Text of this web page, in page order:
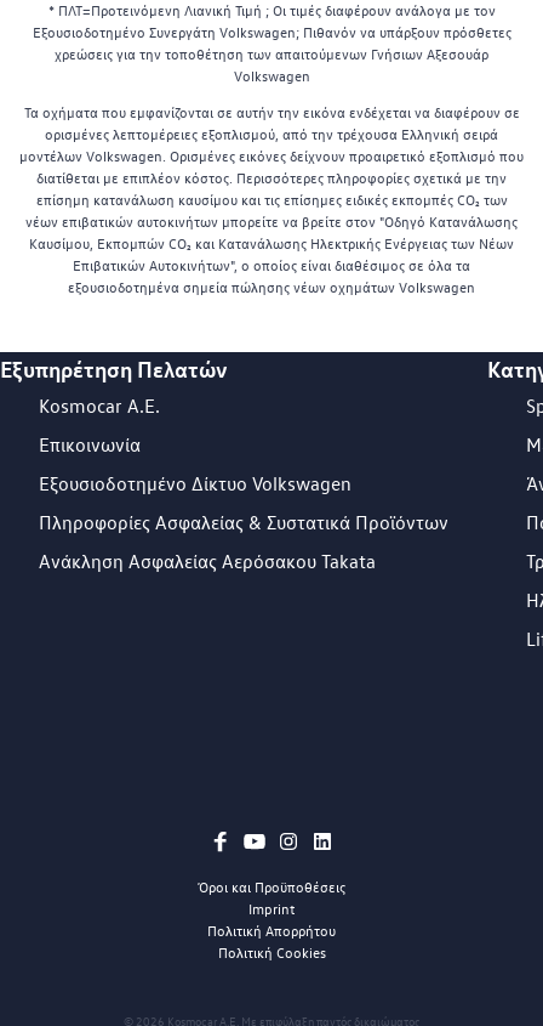
* ΠΛΤ=Προτεινόμενη Λιανική Τιμή ; Οι τιμές διαφέρουν ανάλογα με τον
Εξουσιοδοτημένο Συνεργάτη Volkswagen; Πιθανόν να υπάρξουν πρόσθετες
χρεώσεις για την τοποθέτηση των απαιτούμενων Γνήσιων Αξεσουάρ
Volkswagen
Τα οχήματα που εμφανίζονται σε αυτήν την εικόνα ενδέχεται να διαφέρουν σε
ορισμένες λεπτομέρειες εξοπλισμού, από την τρέχουσα Ελληνική σειρά
μοντέλων Volkswagen. Ορισμένες εικόνες δείχνουν προαιρετικό εξοπλισμό που
διατίθεται με επιπλέον κόστος. Περισσότερες πληροφορίες σχετικά με την
επίσημη κατανάλωση καυσίμου και τις επίσημες ειδικές εκπομπές CO₂ των
νέων επιβατικών αυτοκινήτων μπορείτε να βρείτε στον "Οδηγό Κατανάλωσης
Καυσίμου, Εκπομπών CO₂ και Κατανάλωσης Ηλεκτρικής Ενέργειας των Νέων
Επιβατικών Αυτοκινήτων", ο οποίος είναι διαθέσιμος σε όλα τα
εξουσιοδοτημένα σημεία πώλησης νέων οχημάτων Volkswagen
Footer Teaser
Εξυπηρέτηση Πελατών
Kosmocar Α.Ε.
Επικοινωνία
Εξουσιοδοτημένο Δίκτυο Volkswagen
Πληροφορίες Ασφαλείας & Συστατικά Προϊόντων
Ανάκληση Ασφαλείας Αερόσακου Takata
© 2026 Kosmocar A.E. Με επιφύλαξη παντός δικαιώματος
Όροι και Προϋποθέσεις
Imprint
Πολιτική Απορρήτου
Πολιτική Cookies